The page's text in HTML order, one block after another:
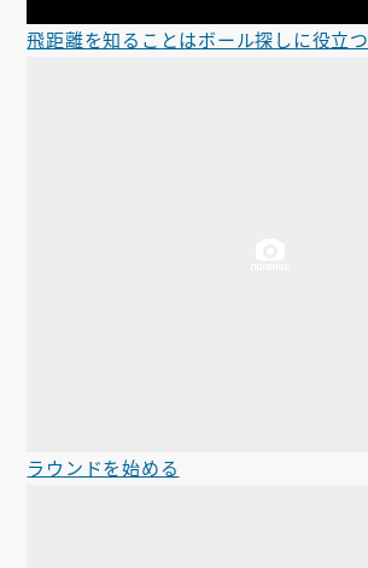
飛距離を知ることはボール探しに役立つ
ラウンドを始める